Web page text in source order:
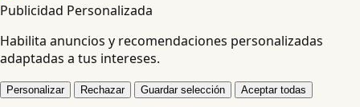
Publicidad Personalizada
Habilita anuncios y recomendaciones personalizadas
adaptadas a tus intereses.
Personalizar Rechazar Guardar selección Aceptar todas